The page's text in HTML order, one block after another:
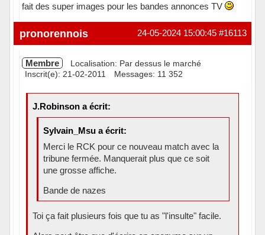
fait des super images pour les bandes annonces TV
Hors ligne #16113
24-05-2024 15:00:45
pronorennois
Membre
Localisation: Par dessus le marché
Inscrit(e): 21-02-2011
Messages: 11 352
J.Robinson a écrit:
Sylvain_Msu a écrit:
Merci le RCK pour ce nouveau match avec la
tribune fermée. Manquerait plus que ce soit
une grosse affiche.
Bande de nazes
Toi ça fait plusieurs fois que tu as "l'insulte" facile.